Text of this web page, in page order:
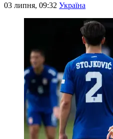
03 липня, 09:32 Україна